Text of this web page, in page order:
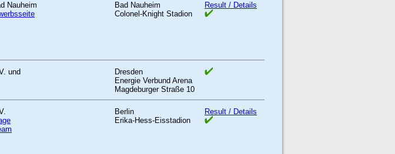
Nauheim
Bad Nauheim
Colonel-Knight Stadion
Result / Details
und
Dresden
Energie Verbund Arena
Magdeburger Straße 10
Berlin
Erika-Hess-Eisstadion
Result / Details